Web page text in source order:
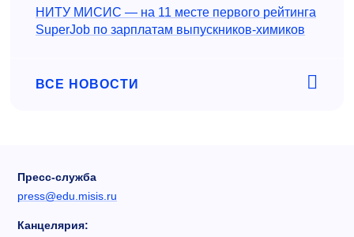
НИТУ МИСИС — на 11 месте первого рейтинга
SuperJob по зарплатам выпускников-химиков
ВСЕ НОВОСТИ
Пресс-служба
press@edu.misis.ru
Канцелярия: